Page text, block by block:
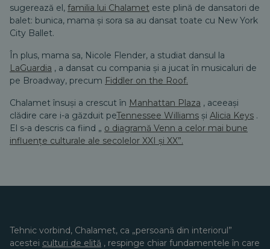
sugerează el, familia lui Chalamet este plină de dansatori de
balet: bunica, mama și sora sa au dansat toate cu New York
City Ballet.
În plus, mama sa, Nicole Flender, a studiat dansul la
LaGuardia , a dansat cu compania și a jucat în musicaluri de
pe Broadway, precum Fiddler on the Roof.
Chalamet însuși a crescut în Manhattan Plaza , aceeași
clădire care i-a găzduit peTennessee Williams și Alicia Keys .
El s-a descris ca fiind „ o diagramă Venn a celor mai bune
influențe culturale ale secolelor XXI și XX”.
Tehnic vorbind, Chalamet, ca „persoană din interiorul”
acestei culturi de elită , respinge chiar fundamentele în care